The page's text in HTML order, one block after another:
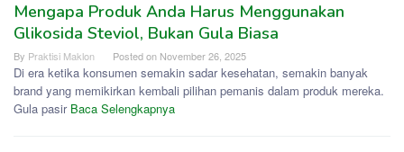
Mengapa Produk Anda Harus Menggunakan
Glikosida Steviol, Bukan Gula Biasa
By Praktisi Maklon Posted on November 26, 2025
Di era ketika konsumen semakin sadar kesehatan, semakin banyak
brand yang memikirkan kembali pilihan pemanis dalam produk mereka.
Gula pasir Baca Selengkapnya